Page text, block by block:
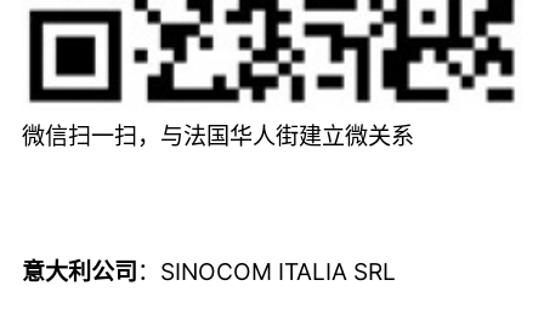
微信扫一扫，与法国华人街建立微关系
意大利公司 ：SINOCOM ITALIA SRL